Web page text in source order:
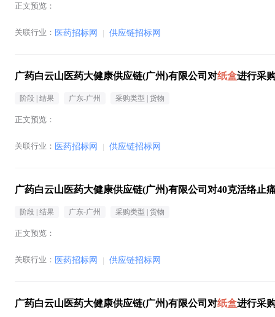
正文预览：
关联行业： 医药招标网 | 供应链招标网
广药白云山医药大健康供应链(广州)有限公司对纸盒进行采
阶段 | 结果 广东-广州 采购类型 | 货物
正文预览：
关联行业： 医药招标网 | 供应链招标网
广药白云山医药大健康供应链(广州)有限公司对40克活络止
阶段 | 结果 广东-广州 采购类型 | 货物
正文预览：
关联行业： 医药招标网 | 供应链招标网
广药白云山医药大健康供应链(广州)有限公司对纸盒进行采